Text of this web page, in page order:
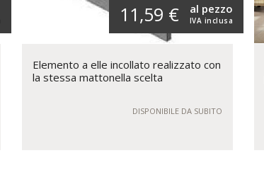
11,59 € IVA inclusa
al pezzo
Elemento a elle incollato realizzato con
la stessa mattonella scelta
DISPONIBILE DA SUBITO